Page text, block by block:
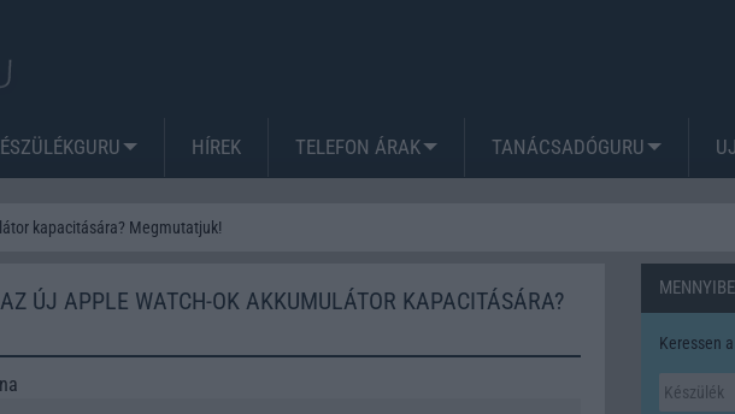
HÍREK TELEFON ÁRAK TANÁCSADÓGURU
kapacitására? Megmutatjuk!
ÚJ APPLE WATCH-OK AKKUMULÁTOR KAPACITÁSÁRA?
Keressen